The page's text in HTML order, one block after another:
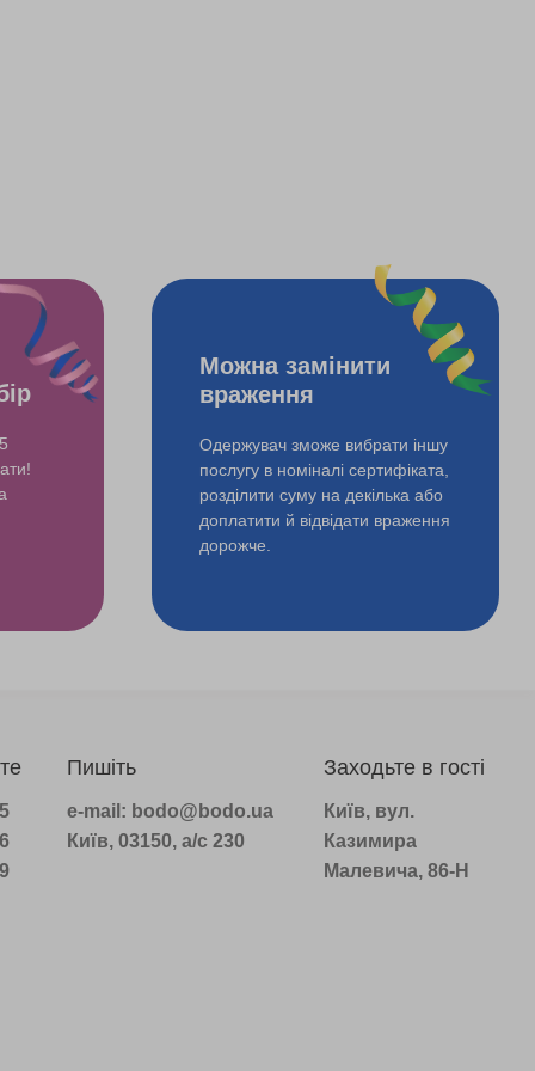
Можна замінити
враження
Одержувач зможе вибрати іншу
послугу в номіналі сертифіката,
розділити суму на декілька або
доплатити й відвідати враження
дорожче.
Пишіть
e-mail: bodo@bodo.ua
Київ, 03150, а/с 230
Заходьте в гості
Київ, вул.
Казимира
Малевича, 86-Н